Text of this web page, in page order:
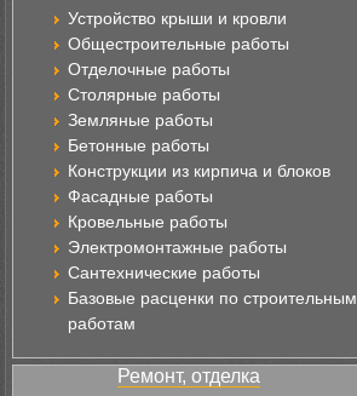
Устройство крыши и кровли
Общестроительные работы
Отделочные работы
Столярные работы
Земляные работы
Бетонные работы
Конструкции из кирпича и блоков
Фасадные работы
Кровельные работы
Электромонтажные работы
Сантехнические работы
Базовые расценки по строительным
работам
Ремонт, отделка